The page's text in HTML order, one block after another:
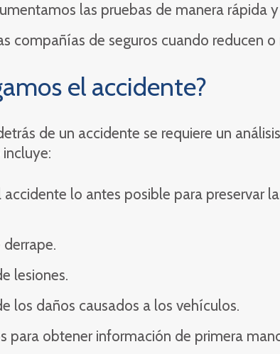
las pruebas de manera rápida
compañías de seguros cuando reducen
el accidente?
de un accidente se requiere un
lo antes posible para preservar
derrape.
lesiones.
los daños causados a los vehículos.
para obtener información de primera